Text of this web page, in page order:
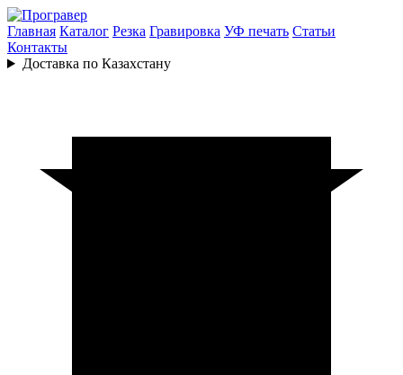
Главная Каталог Резка Гравировка УФ печать Статьи
Контакты
Доставка по Казахстану